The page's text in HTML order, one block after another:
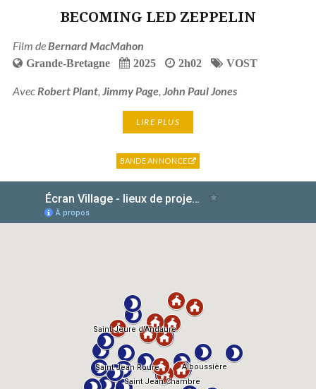
BECOMING LED ZEPPELIN
Film de Bernard MacMahon
Grande-Bretagne 2025 2h02 VOST
Avec Robert Plant, Jimmy Page, John Paul Jones
LIRE PLUS
BANDE ANNONCE